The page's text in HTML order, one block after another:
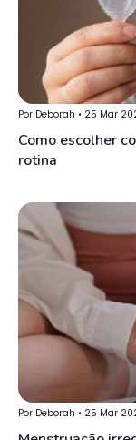
Por Deborah • 25 Mar
Como escolher
rotina
Por Deborah • 25 Mar